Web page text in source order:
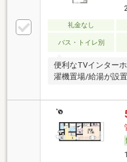
礼金なし
バス・トイレ別
便利なTVインター
濯機置場/給湯が設